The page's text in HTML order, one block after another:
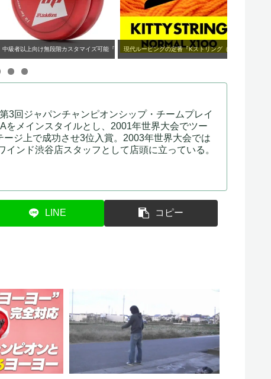
マイズ可能『ループアップ』現代ルーピングの定番『Kストリング（ノーマル）』ギャップ狭めが好みの方に『スリム
3回ジャパンチャンピオンシップ・チームプレイ
をメインスタイルとし、2001年世界大会でツー
ジ上で成功させ3位入賞。2003年世界大会では
ンド渋谷店スタッフとして店頭に立っている。
LINE コピー